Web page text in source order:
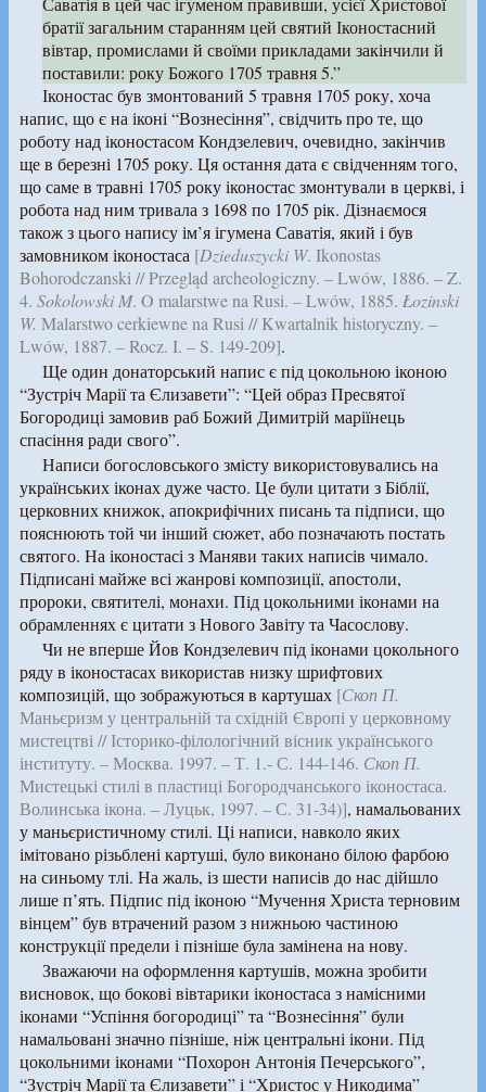
братії загальним старанням цей святий Іконостасний
вівтар, промислами й своїми прикладами закінчили й
поставили: року Божого 1705 травня 5.”
Іконостас був змонтований 5 травня 1705 року, хоча
напис, що є на іконі “Вознесіння”, свідчить про те, що
роботу над іконостасом Кондзелевич, очевидно, закінчив
ще в березні 1705 року. Ця остання дата є свідченням того,
що саме в травні 1705 року іконостас змонтували в церкві, і
робота над ним тривала з 1698 по 1705 рік. Дізнаємося
також з цього напису ім’я ігумена Саватія, який і був
замовником іконостаса [Dzieduszycki W. Ikonostas
Bohorodczanski // Przegląd archeologiczny. – Lwów, 1886. – Z.
4. Sokolowski M. O malarstwe na Rusi. – Lwów, 1885. Łozinski
W. Malarstwo cerkiewne na Rusi // Kwartalnik historyczny. –
Lwów, 1887. – Rocz. I. – S. 149-209].
Ще один донаторський напис є під цокольною іконою
“Зустріч Марії та Єлизавети”: “Цей образ Пресвятої
Богородиці замовив раб Божий Димитрій маріїнець
спасіння ради свого”.
Написи богословського змісту використовувались на
українських іконах дуже часто. Це були цитати з Біблії,
церковних книжок, апокрифічних писань та підписи, що
пояснюють той чи інший сюжет, або позначають постать
святого. На іконостасі з Маняви таких написів чимало.
Підписані майже всі жанрові композиції, апостоли,
пророки, святителі, монахи. Під цокольними іконами на
обрамленнях є цитати з Нового Завіту та Часослову.
Чи не вперше Йов Кондзелевич під іконами цокольного
ряду в іконостасах використав низку шрифтових
композицій, що зображуються в картушах [Скоп П.
Маньєризм у центральній та східній Європі у церковному
мистецтві // Історико-філологічний вісник українського
інституту. – Москва. 1997. – Т. 1.- С. 144-146. Скоп П.
Мистецькі стилі в пластиці Богородчанського іконостаса.
Волинська ікона. – Луцьк, 1997. – С. 31-34)], намальованих
у маньєристичному стилі. Ці написи, навколо яких
імітовано різьблені картуші, було виконано білою фарбою
на синьому тлі. На жаль, із шести написів до нас дійшло
лише п’ять. Підпис під іконою “Мучення Христа терновим
вінцем” був втрачений разом з нижньою частиною
конструкції предели і пізніше була замінена на нову.
Зважаючи на оформлення картушів, можна зробити
висновок, що бокові вівтарики іконостаса з намісними
іконами “Успіння богородиці” та “Вознесіння” були
намальовані значно пізніше, ніж центральні ікони. Під
цокольними іконами “Похорон Антонія Печерського”,
“Зустріч Марії та Єлизавети” і “Христос у Никодима”